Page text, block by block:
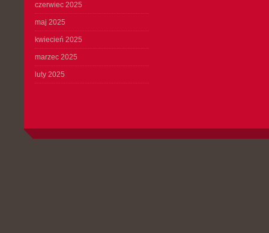
czerwiec 2025
maj 2025
kwiecień 2025
marzec 2025
luty 2025